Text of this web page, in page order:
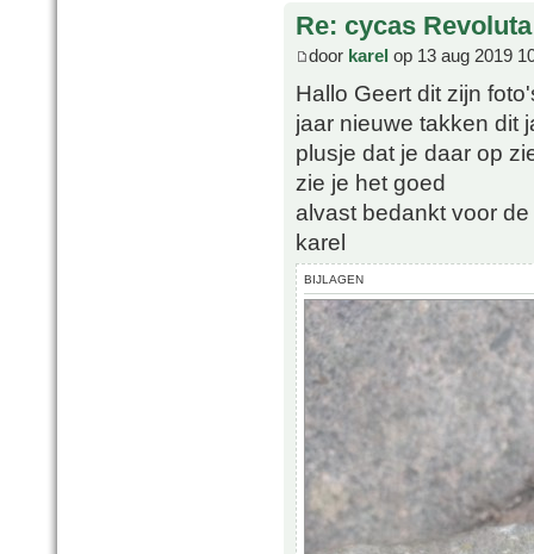
Re: cycas Revoluta
door karel op 13 aug 2019
Hallo Geert dit zijn
jaar nieuwe takken dit
plusje dat je daar op
zie je het goed
alvast bedankt voor
karel
BIJLAGEN